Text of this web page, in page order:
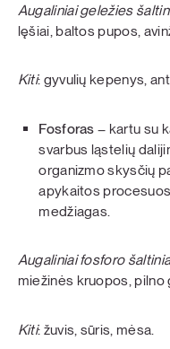
Augaliniai geležies
lęšiai, baltos pupos,
Kiti: gyvulių kepenys,
Fosforas – kartu su
svarbus ląstelių
organizmo skysčių
apykaitos
medžiagas.
Augaliniai fosforo
miežinės kruopos, pilno
Kiti: žuvis, sūris, mėsa.